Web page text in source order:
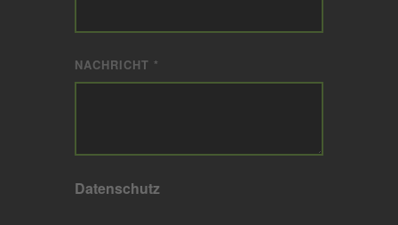
NACHRICHT *
Datenschutz